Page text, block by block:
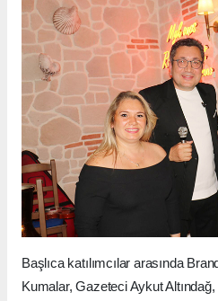
Başlıca katılımcılar arasında
Kumalar, Gazeteci Aykut